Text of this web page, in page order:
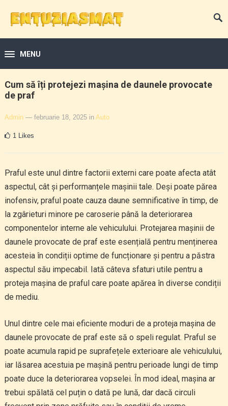
MENU
Cum să îți protejezi mașina de daunele provocate
de praf
Admin — februarie 18, 2025 in Auto
1 Likes
Praful este unul dintre factorii externi care poate afecta atât
aspectul, cât și performanțele mașinii tale. Deși poate părea
inofensiv, praful poate cauza daune semnificative în timp, de
la zgârieturi minore pe caroserie până la deteriorarea
componentelor interne ale vehiculului. Protejarea mașinii de
daunele provocate de praf este esențială pentru menținerea
acesteia în condiții optime de funcționare și pentru a păstra
aspectul său impecabil. Iată câteva sfaturi utile pentru a
proteja mașina de praful care poate apărea în diverse condiții
de mediu.
Unul dintre cele mai eficiente moduri de a proteja mașina de
daunele provocate de praf este să o speli regulat. Praful se
poate acumula rapid pe suprafețele exterioare ale vehiculului,
iar lăsarea acestuia pe mașină pentru perioade lungi de timp
poate duce la deteriorarea vopselei. În mod ideal, mașina ar
trebui spălată cel puțin o dată pe lună, dar dacă circuli